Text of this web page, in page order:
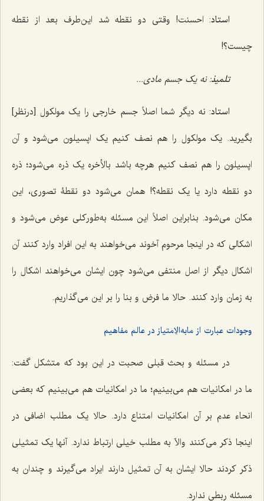
استاد: احسنت! وقتی دو نقطه شد این‌طرف بعد از نقطه
چیست؟!
تلمیذ: نه یک جسم مادی...
استاد: نه دیگر شما اصلاً جسم خارجی را یک مولکول [درنظر]
بگیرید. یک مولکول را هم نصف کنیم یک اپسیلون می‌شود و آن
اپسیلون را هم نصف کنیم هرچه باشد بالأخره یک ذره می‌شود؛ ذره
دو نقطه دارد یا یک نقطه؟! همان می‌شود دو نقطۀ تصوری، این
مکان می‌شود. بنابراین اصلاً این مسئله به‌طورکلی عوض می‌شود و
اشکالی که در اینجا مرحوم آخوند می‌خواهند به این افراد وارد کنند آن
اشکال دیگر از اصل منتفی می‌شود چون ایشان می‌خواهند اشکال را
به زمان وارد کنند. حالا ما فرض و بنا را بر این می‌گذاریم.
وجودات عبارت از مابه‌الاِمتیاز در عالم مفاهیم
در مسئله و بحث قبلی صحبت در این بود که متشکل گفت:
ما در امکانیات هم می‌بینیم؛ ما در امکانیات هم می‌بینیم که بعضی
انحاء عدم بر آن امکانیات امتناع دارد. حالا یک مطلب اضافی در
اینجا ذکر می‌کنند والاّ به مطلب خیلی ارتباط ندارد. آنها یک تمثیلی
ذکر کردند حالا ایشان به آن تمثیل دارند ایراد می‌گیرند و چندان به
مسئله ربطی ندارد.